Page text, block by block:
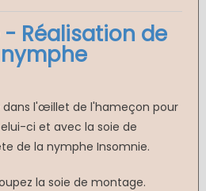
Réalisation de
dans l'œillet de l'hameçon pour
ci et avec la soie de
de la nymphe Insomnie.
la soie de montage.